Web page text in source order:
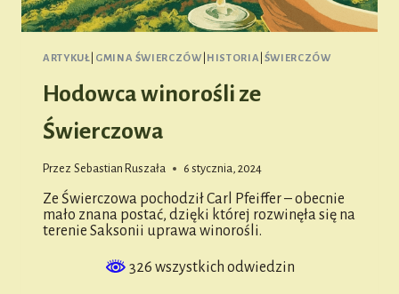
ARTYKUŁ GMINA ŚWIERCZÓW HISTORIA ŚWIERCZÓW
Hodowca winorośli ze
Świerczowa
Przez Sebastian Ruszała 6 stycznia, 2024
Ze Świerczowa pochodził Carl Pfeiffer – obecnie
mało znana postać, dzięki której rozwinęła się na
terenie Saksonii uprawa winorośli.
326 wszystkich odwiedzin